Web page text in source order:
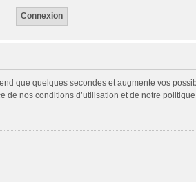
que quelques secondes et augmente vos
de nos conditions d’utilisation et de notre